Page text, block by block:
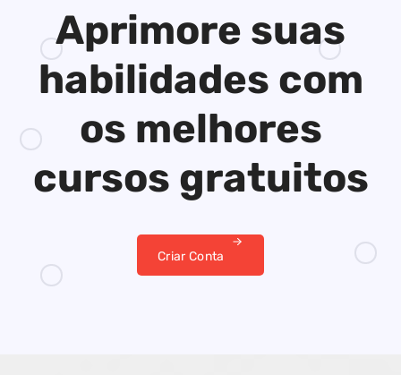
Aprimore suas
habilidades com
os melhores
cursos gratuitos
Criar Conta